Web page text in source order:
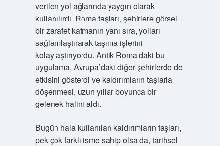
verilen yol ağlarında yaygın olarak
kullanılırdı. Roma taşları, şehirlere görsel
bir zarafet katmanın yanı sıra, yolları
sağlamlaştırarak taşıma işlerini
kolaylaştırıyordu. Antik Roma’daki bu
uygulama, Avrupa’daki diğer şehirlerde de
etkisini gösterdi ve kaldırımların taşlarla
döşenmesi, uzun yıllar boyunca bir
gelenek halini aldı.
Bugün hala kullanılan kaldırımların taşları,
pek çok farklı isme sahip olsa da, tarihsel